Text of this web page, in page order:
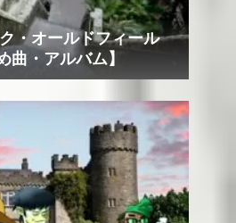
・オールドフィール
曲・アルバム】